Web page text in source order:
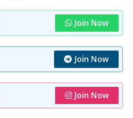
Join Now
Join Now
Join Now